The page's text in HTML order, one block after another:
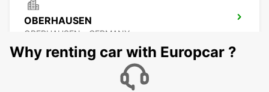
OBERHAUSEN
OBERHAUSEN - GERMANY
Why renting car with Europcar ?